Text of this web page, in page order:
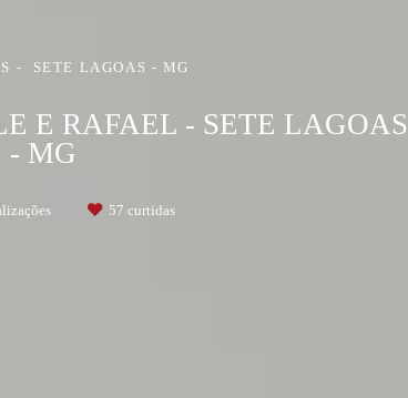
SETE LAGOAS - MG
E RAFAEL - SETE LAGOAS
- MG
57 curtidas